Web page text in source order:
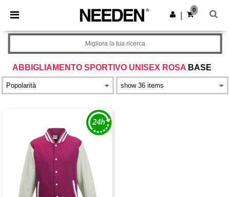
× App Needen
Prezzi migliori sull'app!
Scarica app
0
ABBIGLIAMENTO SPORTIVO UNISEX ROSA BASE
Migliora la tua ricerca